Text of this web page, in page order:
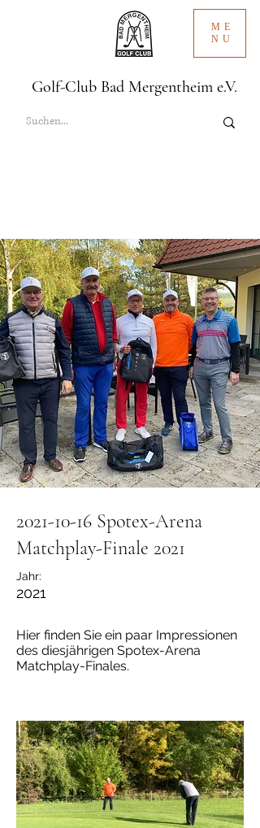
ME
NU
Golf-Club Bad Mergentheim e.V.
2021-10-16 Spotex-Arena
Matchplay-Finale 2021
Jahr:
2021
Hier finden Sie ein paar Impressionen
des diesjährigen Spotex-Arena
Matchplay-Finales.